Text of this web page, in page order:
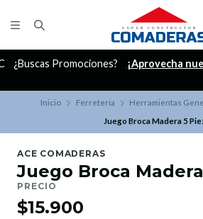
¿Buscas Promociones? ¡Aprovecha
Inicio Ferreteria Herramientas
Juego Broca Madera 5
ACE COMADERAS
Juego Broca
PRECIO
$15.900